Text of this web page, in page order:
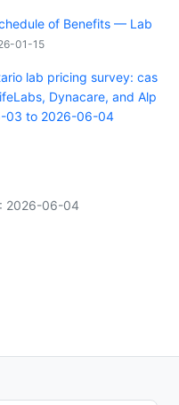
of Benefits — Lab
01-15
lab pricing survey: cas
Dynacare, and Alp
03 to 2026-06-04
2026-06-04